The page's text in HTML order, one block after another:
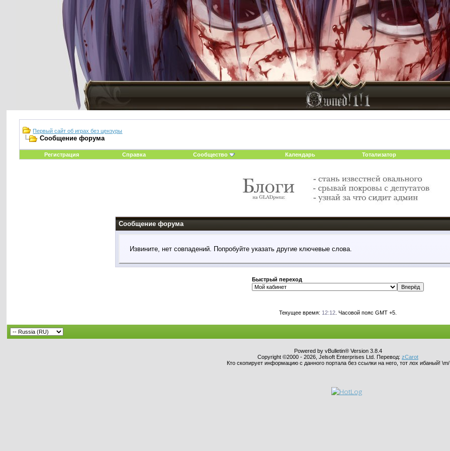
Первый сайт об играх без цензуры
Сообщение форума
Регистрация
Справка Сообщество Календарь Тотализатор
Сообщение форума
Извините, нет совпадений. Попробуйте указать другие ключевые слова.
Быстрый переход
Текущее время: 12:12. Часовой пояс GMT +5.
Powered by vBulletin® Version 3.8.4
Copyright ©2000 - 2026, Jelsoft Enterprises Ltd. Перевод: zCarot
Кто скопирует информацию с данного портала без ссылки на него, тот лох ибаный! \m/